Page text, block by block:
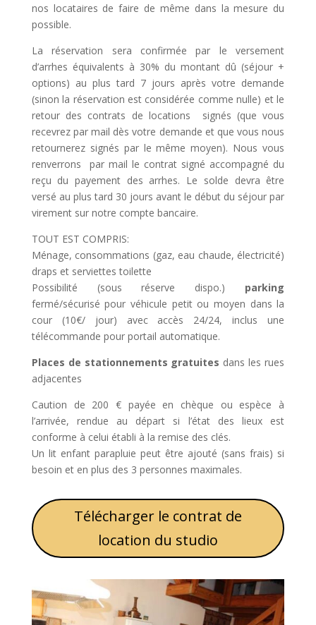
nos locataires de faire de même dans la mesure du
possible.
La réservation sera confirmée par le versement
d’arrhes équivalents à 30% du montant dû (séjour +
options) au plus tard 7 jours après votre demande
(sinon la réservation est considérée comme nulle) et le
retour des contrats de locations signés (que vous
recevrez par mail dès votre demande et que vous nous
retournerez signés par le même moyen). Nous vous
renverrons par mail le contrat signé accompagné du
reçu du payement des arrhes. Le solde devra être
versé au plus tard 30 jours avant le début du séjour par
virement sur notre compte bancaire.
TOUT EST COMPRIS:
Ménage, consommations (gaz, eau chaude, électricité)
draps et serviettes toilette
Possibilité (sous réserve dispo.) parking
fermé/sécurisé pour véhicule petit ou moyen dans la
cour (10€/ jour) avec accès 24/24, inclus une
télécommande pour portail automatique.
Places de stationnements gratuites dans les rues
adjacentes
Caution de 200 € payée en chèque ou espèce à
l’arrivée, rendue au départ si l’état des lieux est
conforme à celui établi à la remise des clés.
Un lit enfant parapluie peut être ajouté (sans frais) si
besoin et en plus des 3 personnes maximales.
Télécharger le contrat de
location du studio